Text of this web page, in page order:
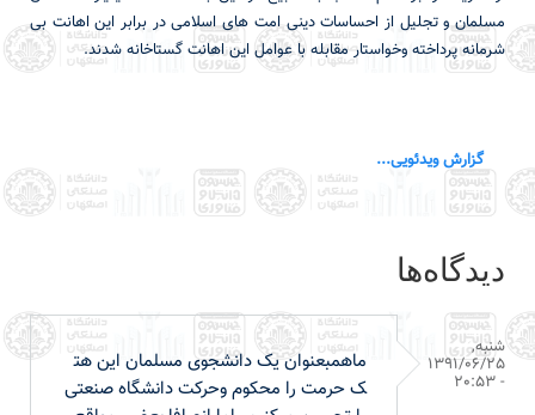
مسلمان و تجلیل از احساسات دینی امت های اسلامی در برابر این اهانت بی
شرمانه پرداخته وخواستار مقابله با عوامل این اهانت گستاخانه شدند.
گزارش ویدئویی...
دیدگاه‌ها
شنبه,
1391/06/25
- 20:53
ماهمبعنوان یک دانشجوی مسلمان این هت
ک حرمت را محکوم وحرکت دانشگاه صنعتی